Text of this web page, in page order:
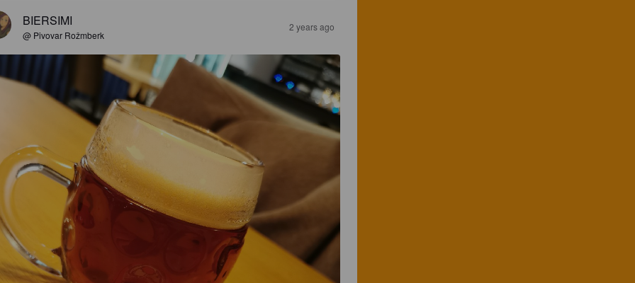
BIERSIMI
@ Pivovar Rožmberk
2 years ago